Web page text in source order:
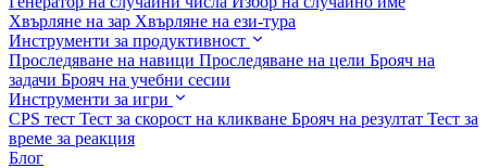
Хвърляне на зар Хвърляне на ези-тура
Инструменти за продуктивност
Проследяване на навици Проследяване на цели Брояч на
задачи Брояч на учебни сесии
Инструменти за игри
CPS тест Тест за скорост на кликване Брояч на резултат Тест за
време за реакция
Блог